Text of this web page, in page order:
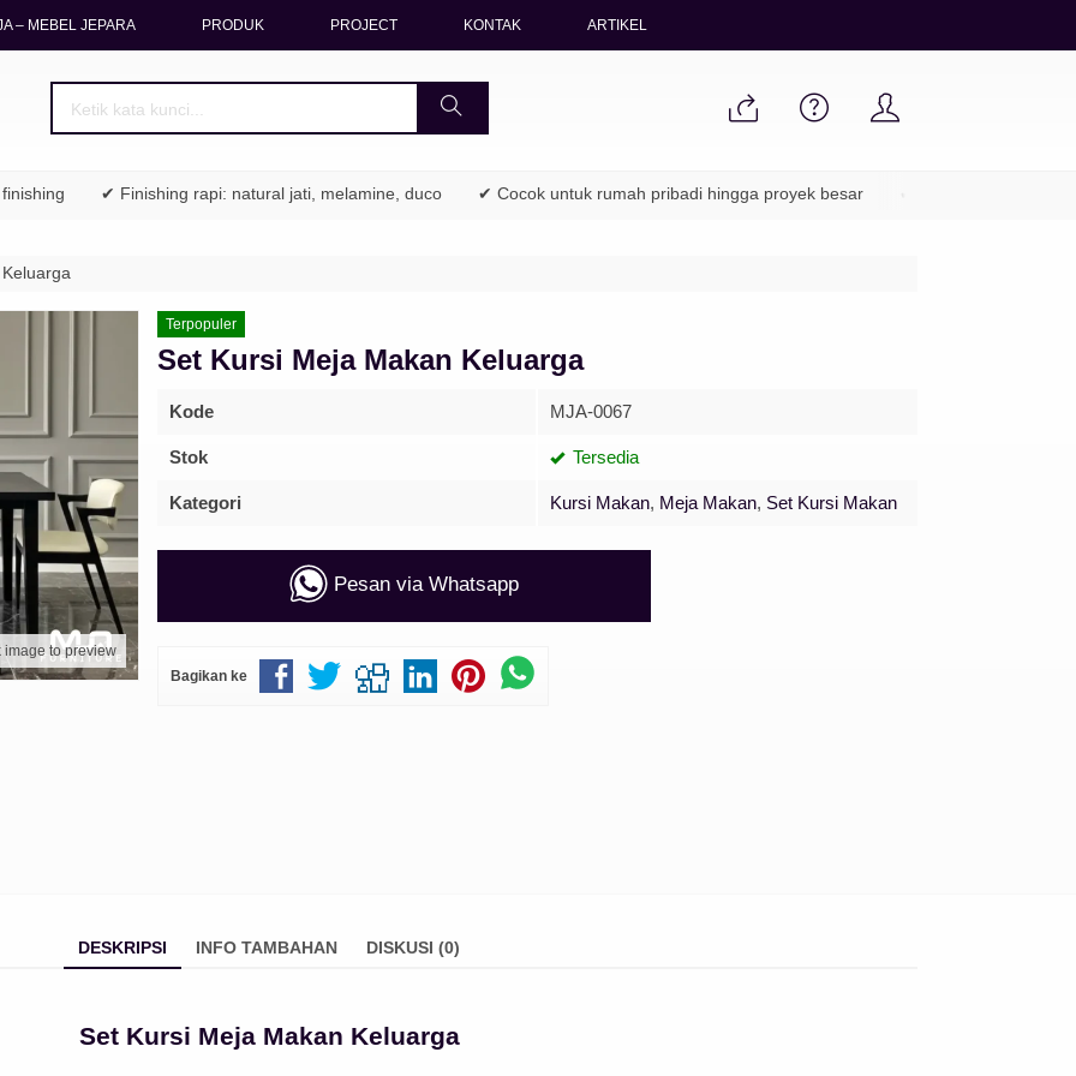
– MEBEL JEPARA PRODUK PROJECT KONTAK ARTIKEL
✔ Finishing rapi: natural jati, melamine, duco ✔ Cocok untuk rumah pribadi hingga proyek besar ✔ Packing aman &
to preview
Terpopuler
Set Kursi Meja Makan Keluarga
Kode MJA-0067
Stok Tersedia
Kategori Kursi Makan, Meja Makan, Set Kursi Makan
Pesan via Whatsapp
Bagikan ke
DESKRIPSI INFO TAMBAHAN DISKUSI (0)
Set Kursi Meja Makan Keluarga